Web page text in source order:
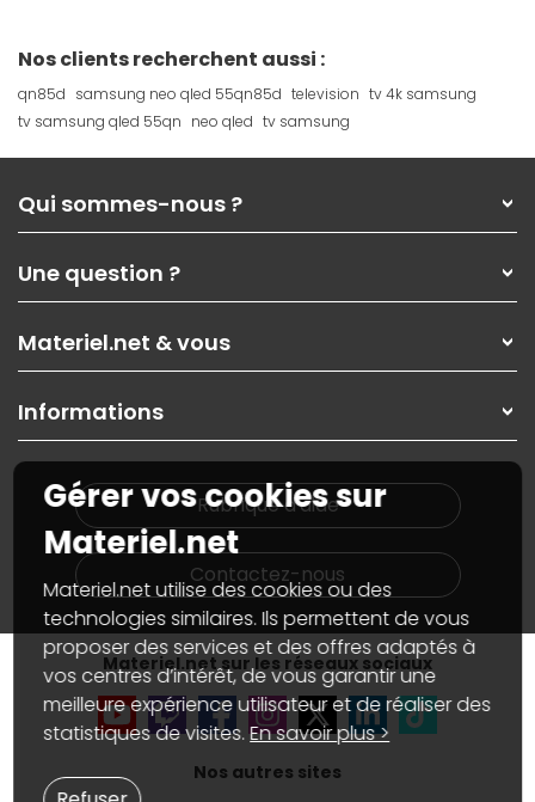
Nos clients recherchent aussi :
qn85d samsung neo qled 55qn85d television tv 4k samsung
tv samsung qled 55qn neo qled tv samsung
Qui sommes-nous ?
Nos services
Les magasins Materiel.net
Nos solutions pour les pros
Contactez-nous
Une question ?
Paiement, livraison
Garanties,Pack Zen
SAV, demander un retour
Informations
Materiel.net & vous
On rachète votre carte graphique
PC sur mesure : Votre RDV personnalisé
Notre démarche écologique
Materiel.net recrute
Notre programme d'affiliation
Partenariat & Sponsoring
Informations
Plan du site
Nos marques
Conditions générales de vente
Marketplace
Informations légales
Données personnelles etcookies
Gérer vos cookies
Accessibilité : non conforme
Rubrique d'aide
Contactez-nous
Materiel.net sur les réseaux sociaux
Nos autres sites
Gérer vos cookies sur
Materiel.net
Materiel.net utilise des cookies ou des
technologies similaires. Ils permettent de vous
proposer des services et des offres adaptés à
vos centres d’intérêt, de vous garantir une
meilleure expérience utilisateur et de réaliser des
statistiques de visites.En savoir plus >